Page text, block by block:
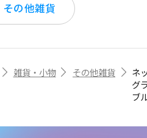
その他雑貨
雑貨・小物 その他雑貨
ネ
グ
ブ